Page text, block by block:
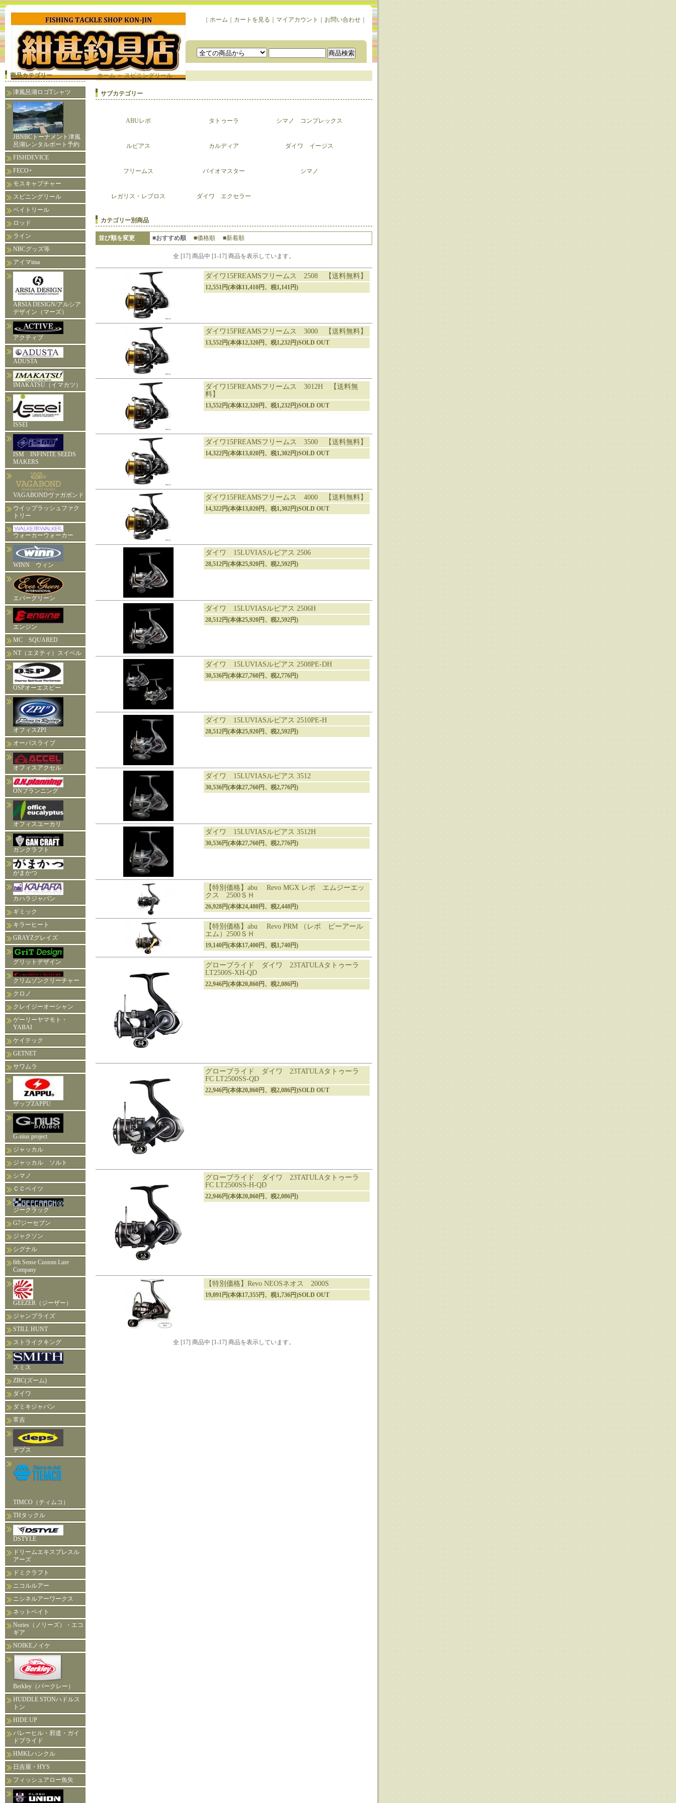
ホーム カートを見る マイアカウント お問い合わせ｜
商品カテゴリー
津風呂湖ロゴTシャツ
JBNBCトーナメント津風
呂湖レンタルボート予約
FISHDEVICE
FECO+
モスキャプチャー
スピニングリール
ベイトリール
ロッド
ライン
NBCグッズ等
アイマima
ARSIA DESIGN/アルシア
デザイン（マーズ）
アクティブ
ADUSTA
IMAKATSU（イマカツ）
ISSEI
ISM INFINITE SEEDS
MAKERS
VAGABONDヴァガボンド
ウイップラッシュファク
トリー
ウォーカーウォーカー
WINN ウィン
エバーグリーン
エンジン
MC SQUARED
NT（エヌティ）スイベル
OSPオーエスピー
オフィスZPI
オーパスライブ
オフィスアクセル
ONプランニング
オフィスユーカリ
ガンクラフト
がまかつ
カハラジャパン
ギミック
キラーヒート
GRAYZグレイズ
グリットデザイン
クリムゾンクリーチャー
クロノ
クレイジーオーシャン
ゲーリーヤマモト・
YABAI
ケイテック
GETNET
サワムラ
ザップZAPPU
G-nius project
ジャッカル
ジャッカル ソルト
シマノ
ＣＣベイツ
ジークラック
G7ジーセブン
ジャクソン
シグナル
6th Sense Custom Lure
Company
GEEZER（ジーザー）
ジャンプライズ
STILL HUNT
ストライクキング
スミス
ZBC(ズーム)
ダイワ
ダミキジャパン
常吉
デプス
TIMCO（ティムコ）
THタックル
DSTYLE
ドリームエキスプレスル
アーズ
ドミクラフト
ニコルルアー
ニシネルアーワークス
ネットベイト
Nories（ノリーズ）・エコ
ギア
NOIKEノイケ
Berkley（バークレー）
HUDDLE STONハドルス
トン
HIDE UP
バレーヒル・邪道・ガイ
ドプライド
HMKLハンクル
日吉屋・HYS
フィッシュアロー魚矢
ホーム＞スピニングリール
サブカテゴリー
ABUレボ タトゥーラ シマノ コンプレックス
ルビアス カルディア ダイワ イージス
フリームス バイオマスター シマノ
レガリス・レブロス ダイワ エクセラー
カテゴリー別商品
並び順を変更 ■おすすめ順 ■価格順 ■新着順
全 [17] 商品中 [1-17] 商品を表示しています。
ダイワ15FREAMSフリームス 2508 【送料無料】
12,551円(本体11,410円、税1,141円)
ダイワ15FREAMSフリームス 3000 【送料無料】
13,552円(本体12,320円、税1,232円)SOLD OUT
ダイワ15FREAMSフリームス 3012H 【送料無
料】
13,552円(本体12,320円、税1,232円)SOLD OUT
ダイワ15FREAMSフリームス 3500 【送料無料】
14,322円(本体13,020円、税1,302円)SOLD OUT
ダイワ15FREAMSフリームス 4000 【送料無料】
14,322円(本体13,020円、税1,302円)SOLD OUT
ダイワ 15LUVIASルビアス 2506
28,512円(本体25,920円、税2,592円)
ダイワ 15LUVIASルビアス 2506H
28,512円(本体25,920円、税2,592円)
ダイワ 15LUVIASルビアス 2508PE-DH
30,536円(本体27,760円、税2,776円)
ダイワ 15LUVIASルビアス 2510PE-H
28,512円(本体25,920円、税2,592円)
ダイワ 15LUVIASルビアス 3512
30,536円(本体27,760円、税2,776円)
ダイワ 15LUVIASルビアス 3512H
30,536円(本体27,760円、税2,776円)
【特別価格】abu Revo MGX レボ エムジーエッ
クス 2500ＳＨ
26,928円(本体24,480円、税2,448円)
【特別価格】abu Revo PRM （レボ ピーアール
エム）2500ＳＨ
19,140円(本体17,400円、税1,740円)
グローブライド ダイワ 23TATULAタトゥーラ
LT2500S-XH-QD
22,946円(本体20,860円、税2,086円)
グローブライド ダイワ 23TATULAタトゥーラ
FC LT2500SS-QD
22,946円(本体20,860円、税2,086円)SOLD OUT
グローブライド ダイワ 23TATULAタトゥーラ
FC LT2500SS-H-QD
22,946円(本体20,860円、税2,086円)
【特別価格】Revo NEOSネオス 2000S
19,091円(本体17,355円、税1,736円)SOLD OUT
全 [17] 商品中 [1-17] 商品を表示しています。